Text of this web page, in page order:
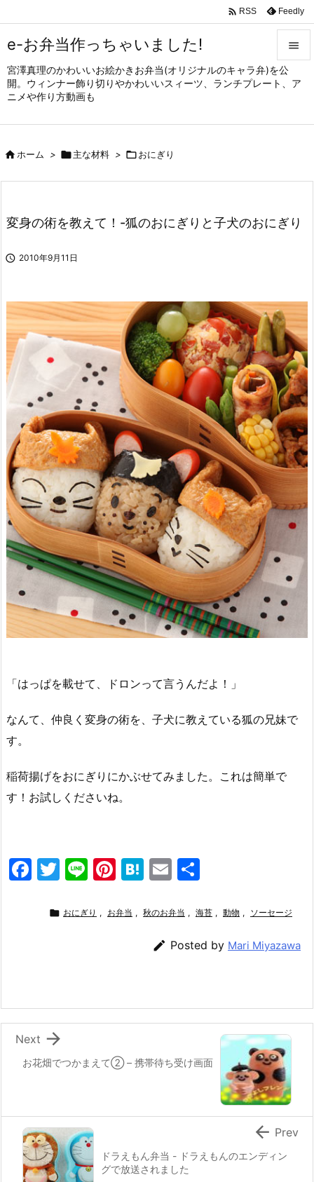
e-お弁当作っちゃいました!
宮澤真理のかわいいお絵かきお弁当(オリジナルのキャラ弁)を公
開。ウィンナー飾り切りやかわいいスィーツ、ランチプレート、ア
ニメや作り方動画も


メニュ
サイド


検索
 RSS Feedly
ホーム > 主な材料 > おにぎり
変身の術を教えて！-狐のおにぎりと子犬のおにぎり
 2010年9月11日
「はっぱを載せて、ドロンって言うんだよ！」
なんて、仲良く変身の術を、子犬に教えている狐の兄妹で
す。
稲荷揚げをおにぎりにかぶせてみました。これは簡単で
す！お試しくださいね。
F
o
k
T
itt
Li
e
Pi
er
H
e
a
E
ai
l
 おにぎり , お弁当 , 秋のお弁当 , 海苔 , 動物 , ソーセージ
 Posted by Mari Miyazawa
お花畑でつかまえて② – 携帯待ち受け画面

Next
ドラえもん弁当 - ドラえもんのエンディン
グで放送されました
 Prev